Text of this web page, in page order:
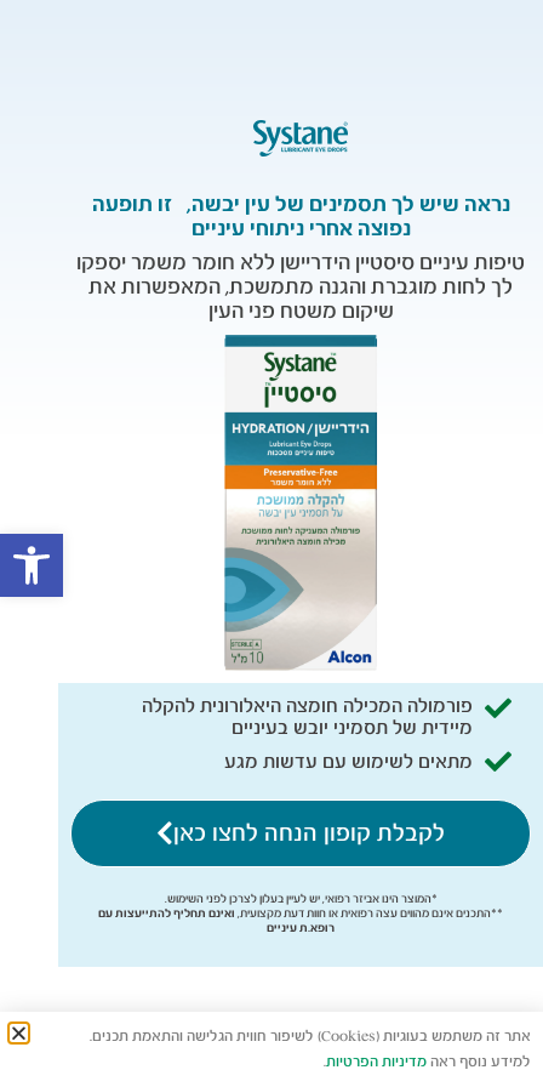
פתח
נראה שיש לך תסמינים של עין יבשה, זו תופעה
נפוצה אחרי ניתוחי עיניים
טיפות עיניים סיסטיין הידריישן ללא חומר משמר יספקו
לך לחות מוגברת והגנה מתמשכת, המאפשרות את
שיקום משטח פני העין
פורמולה המכילה חומצה היאלורונית להקלה
מיידית של תסמיני יובש בעיניים
מתאים לשימוש עם עדשות מגע
לקבלת קופון הנחה לחצו כאן
*המוצר הינו אביזר רפואי, יש לעיין בעלון לצרכן לפני השימוש.
**התכנים אינם מהווים עצה רפואית או חוות דעת מקצועית, ואינם תחליף להתייעצות עם
רופא.ת עיניים
אתר זה משתמש בעוגיות (Cookies) לשיפור חווית הגלישה והתאמת תכנים.
למידע נוסף ראה מדיניות הפרטיות.